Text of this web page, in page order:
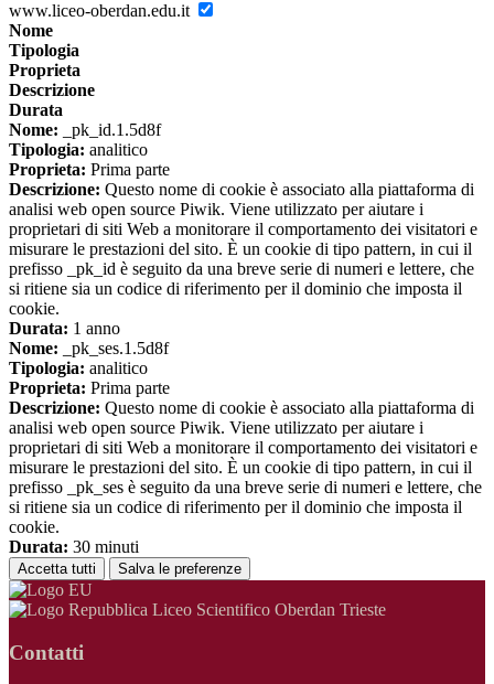
www.liceo-oberdan.edu.it
Nome
Tipologia
Proprieta
Descrizione
Durata
Nome: _pk_id.1.5d8f
Tipologia: analitico
Proprieta: Prima parte
Descrizione: Questo nome di cookie è associato alla piattaforma di
analisi web open source Piwik. Viene utilizzato per aiutare i
proprietari di siti Web a monitorare il comportamento dei visitatori e
misurare le prestazioni del sito. È un cookie di tipo pattern, in cui il
prefisso _pk_id è seguito da una breve serie di numeri e lettere, che
si ritiene sia un codice di riferimento per il dominio che imposta il
cookie.
Durata: 1 anno
Nome: _pk_ses.1.5d8f
Tipologia: analitico
Proprieta: Prima parte
Descrizione: Questo nome di cookie è associato alla piattaforma di
analisi web open source Piwik. Viene utilizzato per aiutare i
proprietari di siti Web a monitorare il comportamento dei visitatori e
misurare le prestazioni del sito. È un cookie di tipo pattern, in cui il
prefisso _pk_ses è seguito da una breve serie di numeri e lettere, che
si ritiene sia un codice di riferimento per il dominio che imposta il
cookie.
Durata: 30 minuti
Accetta tutti Salva le preferenze
Liceo Scientifico Oberdan Trieste
Contatti